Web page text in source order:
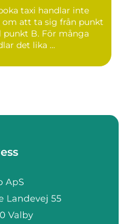
taxi handlar inte
om att ta sig från punkt
punkt B. För många
det lika ...